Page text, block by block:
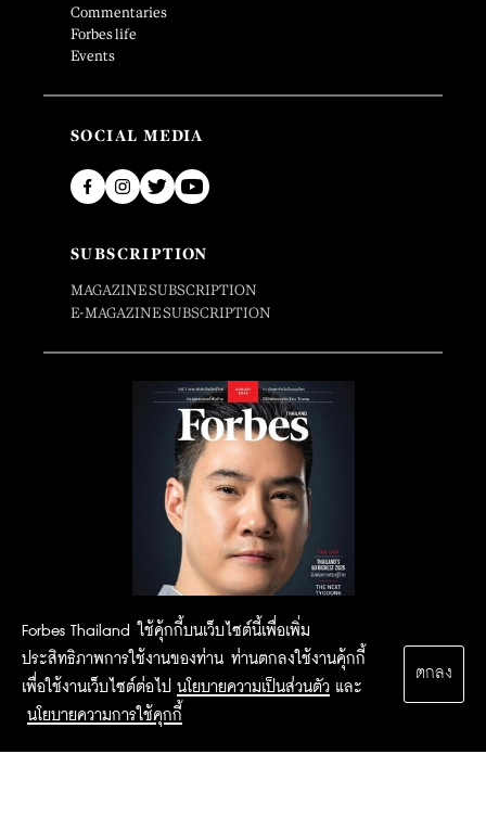
Forbes Thailand ใช้คุ้กกี้บนเว็บไซต์นี้เพื่อเพิ่ม
ประสิทธิภาพการใช้งานของท่าน ท่านตกลงใช้งานคุ้กกี้
เพื่อใช้งานเว็บไซต์ต่อไป นโยบายความเป็นส่วนตัว และ
นโยบายความการใช้คุกกี้
ตกลง
Commentaries
Forbes life
Events
SOCIAL MEDIA
SUBSCRIPTION
MAGAZINE SUBSCRIPTION
E-MAGAZINE SUBSCRIPTION
2015 Forbesthailand.com ALL RIGHTS RESERVED